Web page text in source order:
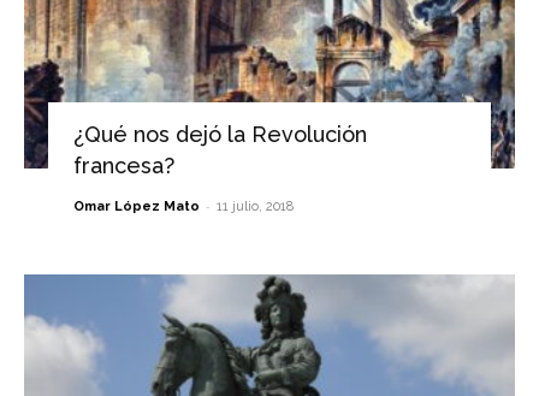
¿Qué nos dejó la Revolución
francesa?
Omar López Mato - 11 julio, 2018